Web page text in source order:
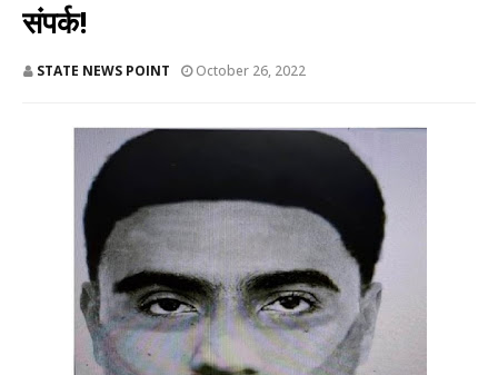
संपर्क!
STATE NEWS POINT October 26, 2022